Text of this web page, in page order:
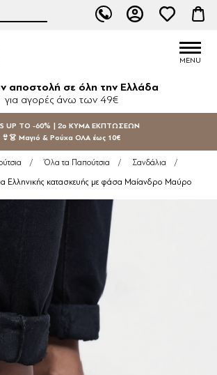
αποστολή σε όλη την Ελλάδα
για αγορές άνω των 49€
UP TO -60% | 2ο ΚΥΜΑ ΕΚΠΤΩΣΕΩΝ
👙👗 Μαγιό & Ρούχα ΟΛΑ έως 10€
/ Όλα τα Παπούτσια / Σανδάλια /
Ελληνικής κατασκευής με φάσα Μαίανδρο Μαύρο